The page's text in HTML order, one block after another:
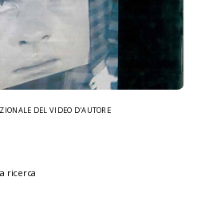
DEL VIDEO D'AUTORE
ricerca